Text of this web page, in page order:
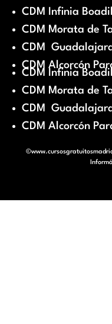
CDM Infinia
CDM Morata de
CDM
CDM Alcorcón
CDM Infinia
CDM Morata de
CDM
CDM Alcorcón